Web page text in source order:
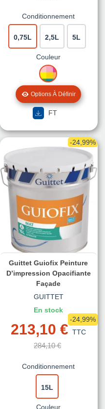
Conditionnement
0,75L 2,5L 5L
Couleur
MISE
A
LA
Options À Définir
FT
-24,99%
Guittet Guiofix Peinture
D’impression Opacifiante
Façade
GUITTET
En stock
213,10 € TTC
284,10 €
-24,99%
Conditionnement
15L
Couleur